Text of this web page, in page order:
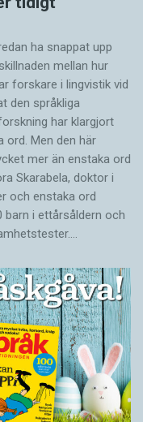
ha snappat upp
mellan hur
forskare i lingvistik vid
den språkliga
har klargjort
ord. Men den här
mer än enstaka ord
Skarabela, doktor i
och enstaka ord
barn i ettårsåldern och